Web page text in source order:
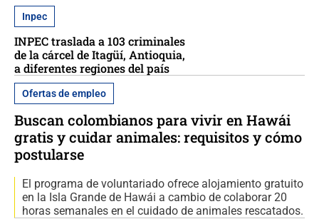
Inpec
INPEC traslada a 103 criminales
de la cárcel de Itagüí, Antioquia,
a diferentes regiones del país
Ofertas de empleo
Buscan colombianos para vivir en Hawái
gratis y cuidar animales: requisitos y cómo
postularse
El programa de voluntariado ofrece alojamiento gratuito
en la Isla Grande de Hawái a cambio de colaborar 20
horas semanales en el cuidado de animales rescatados.